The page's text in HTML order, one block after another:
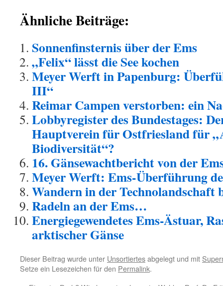
Ähnliche Beiträge:
Sonnenfinsternis über der Ems
„Felix“ lässt die See kochen
Meyer Werft in Papenburg:
III“
Reimar Campen verstorben: ein
Lobbyregister des Bundestages:
Hauptverein für Ostfriesland für
Biodiversität“?
16. Gänsewachtbericht von der
Meyer Werft: Ems-Überführung
Wandern in der Technolandschaft
Radeln an der Ems…
Energiegewendetes Ems-Ästuar,
arktischer Gänse
Dieser Beitrag wurde unter Unsortiertesabgelegt und mit
Setze ein Lesezeichen für den Permalink.